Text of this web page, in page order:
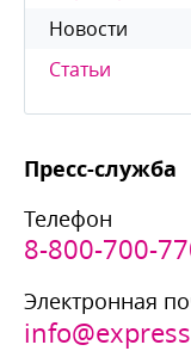
Новости
Статьи
Пресс-служба
Телефон
8-800-700-
Электронная